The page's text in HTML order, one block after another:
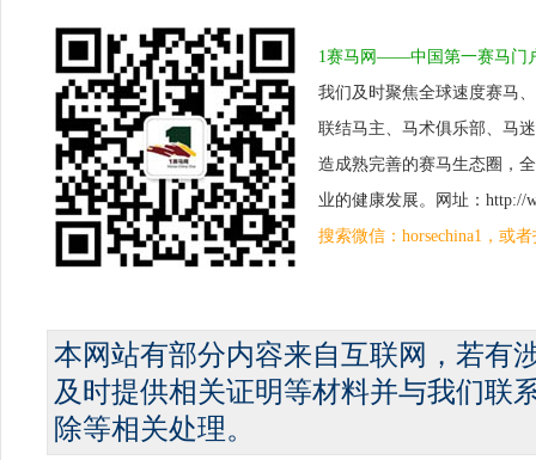
1赛马网——中国第一赛马门
我们及时聚焦全球速度赛马
联结马主、马术俱乐部、马
造成熟完善的赛马生态圈，
业的健康发展。网址：http://
搜索微信：horsechina1，或
本网站有部分内容来自互联网，若有
及时提供相关证明等材料并与我们联
除等相关处理。